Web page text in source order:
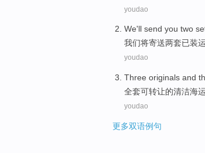
youdao
We'll send you two
我们将寄送两套已装运
youdao
Three originals and
全套可转让的清洁海运
youdao
更多双语例句